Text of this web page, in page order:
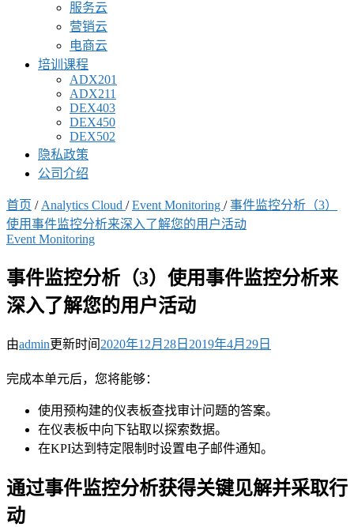
服务云
营销云
电商云
培训课程
ADX201
ADX211
DEX403
DEX450
DEX502
隐私政策
公司介绍
首页 / Analytics Cloud / Event Monitoring / 事件监控分析（3）
使用事件监控分析来深入了解您的用户活动
Event Monitoring
事件监控分析（3）使用事件监控分析来
深入了解您的用户活动
由admin更新时间 2020年12月28日 2019年4月29日
完成本单元后，您将能够：
使用预构建的仪表板查找审计问题的答案。
在仪表板中向下钻取以探索数据。
在KPI达到特定限制时设置电子邮件通知。
通过事件监控分析获得关键见解并采取行
动